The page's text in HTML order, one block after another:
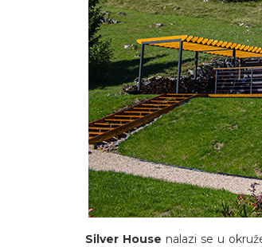
Silver House nalazi se u